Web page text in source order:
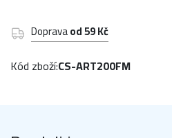
Dopravaod 59 Kč
Kód zboží:CS-ART200FM